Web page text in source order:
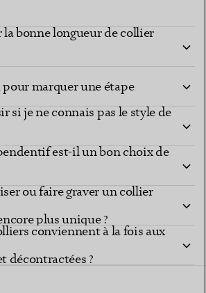
bonne longueur de collier
pour un cadeau
pour marquer une étape
si je ne connais pas le style de
est-il un bon choix de
ou faire graver un collier
plus unique ?
conviennent à la fois aux
décontractées ?